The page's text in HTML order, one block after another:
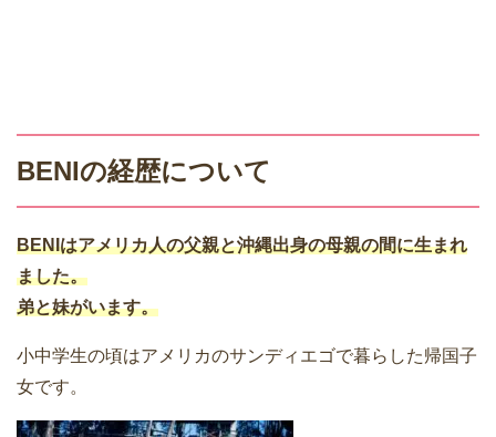
BENIの経歴について
BENIはアメリカ人の父親と沖縄出身の母親の間に生まれ
ました。
弟と妹がいます。
小中学生の頃はアメリカのサンディエゴで暮らした帰国子
女です。